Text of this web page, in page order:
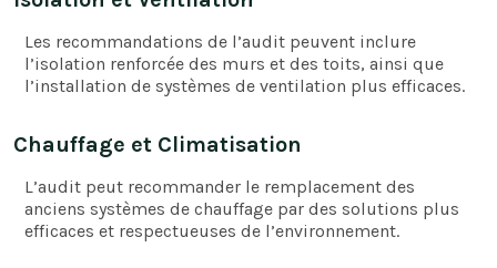
Les recommandations de l’audit peuvent inclure
l’isolation renforcée des murs et des toits, ainsi que
l’installation de systèmes de ventilation plus efficaces.
Chauffage et Climatisation
L’audit peut recommander le remplacement des
anciens systèmes de chauffage par des solutions plus
efficaces et respectueuses de l’environnement.